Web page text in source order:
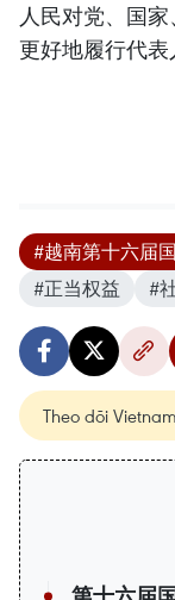
人民对党、国
更好地履行代表
#越南第十六届
#正当权益
#
Theo dõi